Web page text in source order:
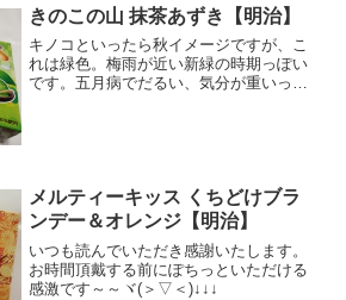
きのこの山 抹茶あずき【明治】
キノコといったら秋イメージですが、こ
れは緑色。梅雨が近い新緑の時期っぽい
です。五月病でだるい、気分が重いって
メルティーキッス くちどけブラ
ンデー＆オレンジ【明治】
いつも読んでいただき感謝いたします。
お時間頂戴する前にぽちっといただける
感激です～～ヾ(＞▽＜)↓↓↓